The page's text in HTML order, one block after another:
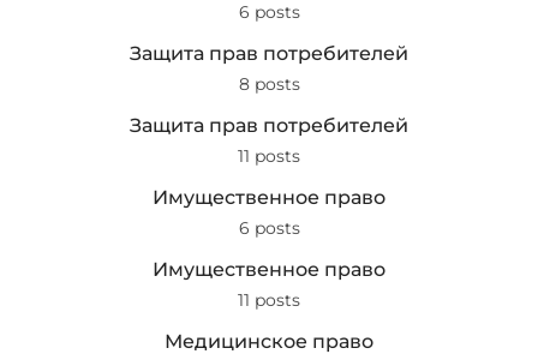
6 posts
Защита прав потребителей
8 posts
Защита прав потребителей
11 posts
Имущественное право
6 posts
Имущественное право
11 posts
Медицинское право